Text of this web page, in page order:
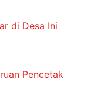
di Desa Ini
Pencetak